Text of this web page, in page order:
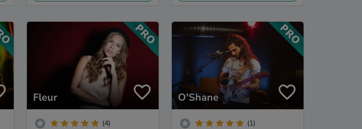
Fleur
(4)
O'Shane
(1)